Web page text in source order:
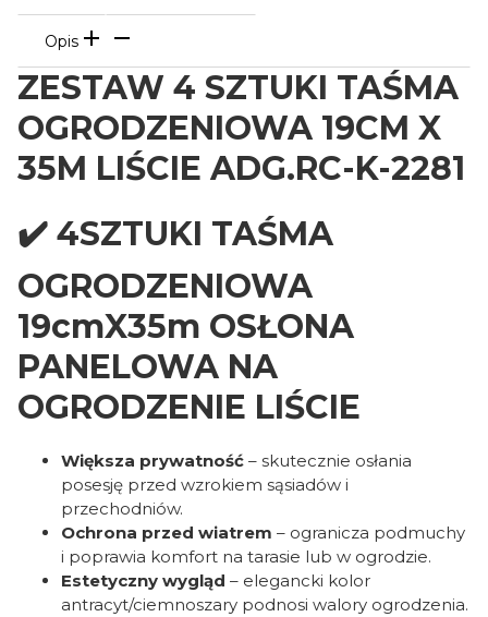
Opis
ZESTAW 4 SZTUKI TAŚMA
OGRODZENIOWA 19CM X
35M LIŚCIE ADG.RC-K-2281
✔️ 4SZTUKI TAŚMA
OGRODZENIOWA
19cmX35m OSŁONA
PANELOWA NA
OGRODZENIE LIŚCIE
Większa prywatność – skutecznie osłania
posesję przed wzrokiem sąsiadów i
przechodniów.
Ochrona przed wiatrem – ogranicza podmuchy
i poprawia komfort na tarasie lub w ogrodzie.
Estetyczny wygląd – elegancki kolor
antracyt/ciemnoszary podnosi walory ogrodzenia.